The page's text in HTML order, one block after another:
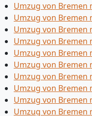
Umzug von Bremen
Umzug von Bremen
Umzug von Bremen
Umzug von Bremen
Umzug von Bremen
Umzug von Bremen
Umzug von Bremen
Umzug von Bremen
Umzug von Bremen
Umzug von Bremen